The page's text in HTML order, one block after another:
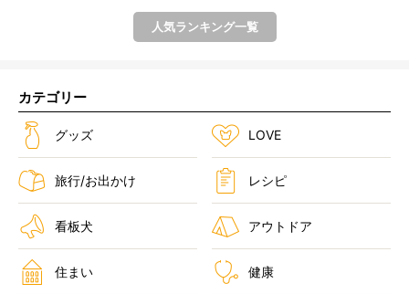
人気ランキング一覧
カテゴリー
グッズ LOVE
旅行/お出かけ レシピ
看板犬 アウトドア
住まい 健康